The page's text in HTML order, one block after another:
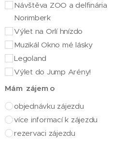
Návštěva ZOO a delfinária
Norimberk
Výlet na Orlí hnízdo
Muzikál Okno mé lásky
Legoland
Výlet do Jump Arény!
Mám zájem o
objednávku zájezdu
více informací k zájezdu
rezervaci zájezdu